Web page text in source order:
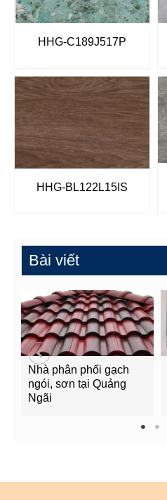
HHG-C189J517P
HHG-BL122L15IS
Bài viết
Nhà phân phối gạch
ngói, sơn tại Quảng
Ngãi
1 2